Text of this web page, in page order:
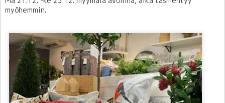
myöhemmin.